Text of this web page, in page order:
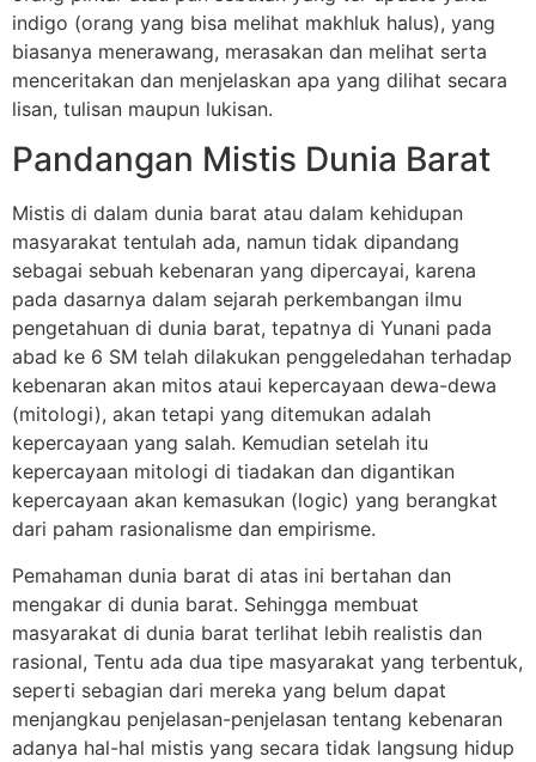
indigo (orang yang bisa melihat makhluk halus), yang
biasanya menerawang, merasakan dan melihat serta
menceritakan dan menjelaskan apa yang dilihat secara
lisan, tulisan maupun lukisan.
Pandangan Mistis Dunia Barat
Mistis di dalam dunia barat atau dalam kehidupan
masyarakat tentulah ada, namun tidak dipandang
sebagai sebuah kebenaran yang dipercayai, karena
pada dasarnya dalam sejarah perkembangan ilmu
pengetahuan di dunia barat, tepatnya di Yunani pada
abad ke 6 SM telah dilakukan penggeledahan terhadap
kebenaran akan mitos ataui kepercayaan dewa-dewa
(mitologi), akan tetapi yang ditemukan adalah
kepercayaan yang salah. Kemudian setelah itu
kepercayaan mitologi di tiadakan dan digantikan
kepercayaan akan kemasukan (logic) yang berangkat
dari paham rasionalisme dan empirisme.
Pemahaman dunia barat di atas ini bertahan dan
mengakar di dunia barat. Sehingga membuat
masyarakat di dunia barat terlihat lebih realistis dan
rasional, Tentu ada dua tipe masyarakat yang terbentuk,
seperti sebagian dari mereka yang belum dapat
menjangkau penjelasan-penjelasan tentang kebenaran
adanya hal-hal mistis yang secara tidak langsung hidup